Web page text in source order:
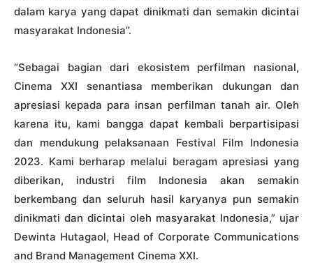
dalam karya yang dapat dinikmati dan semakin dicintai
masyarakat Indonesia”.
“Sebagai bagian dari ekosistem perfilman nasional,
Cinema XXI senantiasa memberikan dukungan dan
apresiasi kepada para insan perfilman tanah air. Oleh
karena itu, kami bangga dapat kembali berpartisipasi
dan mendukung pelaksanaan Festival Film Indonesia
2023. Kami berharap melalui beragam apresiasi yang
diberikan, industri film Indonesia akan semakin
berkembang dan seluruh hasil karyanya pun semakin
dinikmati dan dicintai oleh masyarakat Indonesia,” ujar
Dewinta Hutagaol, Head of Corporate Communications
and Brand Management Cinema XXI.